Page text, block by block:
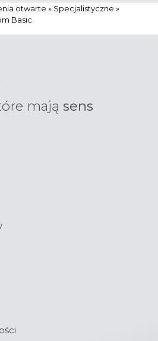
otwarte » Specjalistyczne »
Basic
mają sens